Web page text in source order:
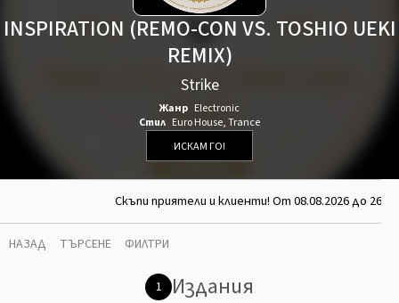
INSPIRATION (REMO-CON VS. TOSHIO UEKI
REMIX)
Strike
Жанр Electronic
Стил Euro House,Trance
ИСКАМ ГО!
Скъпи приятели и клиенти! От 08.08.2026 до
НАЗАД ТЪРСЕНЕ ФИЛТРИ
1 Издания